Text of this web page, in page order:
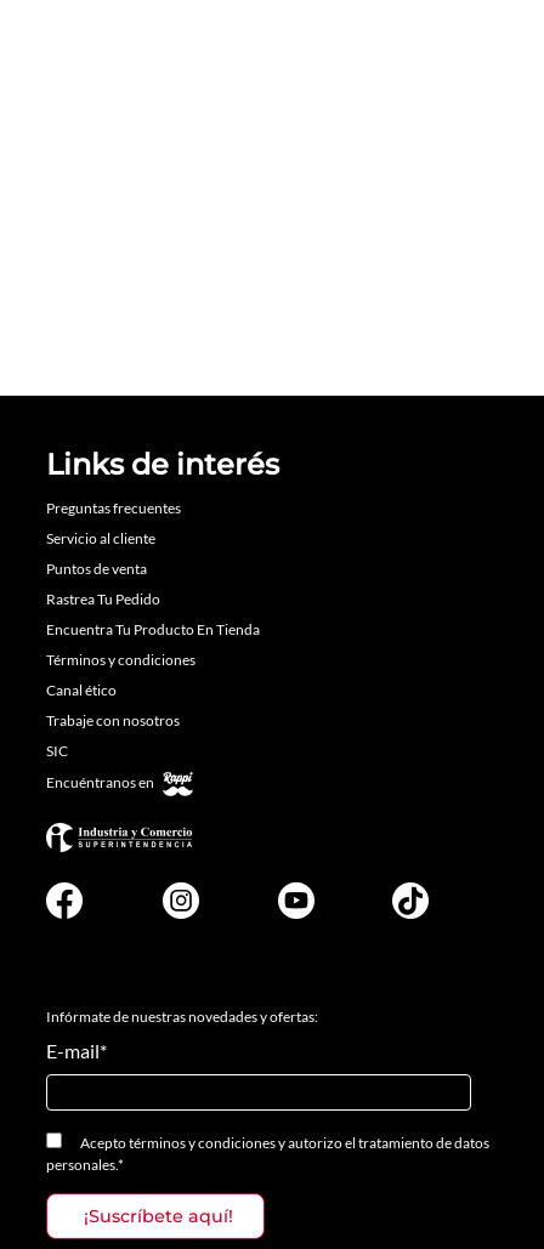
Links de interés
Preguntas frecuentes
Servicio al cliente
Puntos de venta
Rastrea Tu Pedido
Encuentra Tu Producto En Tienda
Términos y condiciones
Canal ético
Trabaje con nosotros
SIC
Encuéntranos en
Infórmate de nuestras novedades y ofertas:
E-mail*
Aceptotérminos y condicionesyautorizo el tratamiento de datos
personales.*